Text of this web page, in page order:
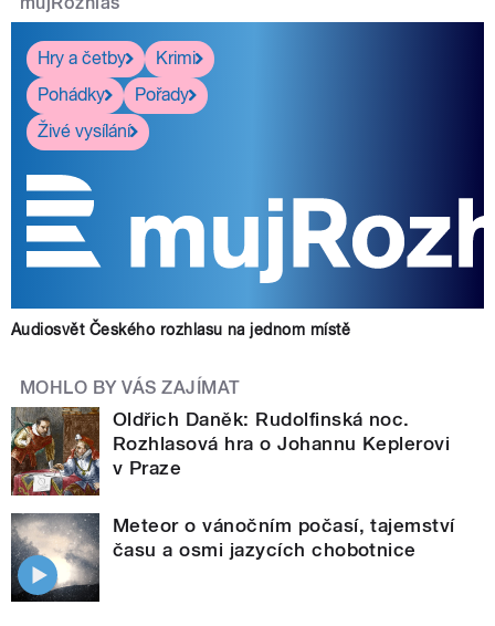
Hry a četby
Krimi
Pohádky
Pořady
Živé vysílání
Audiosvět Českého rozhlasu na jednom místě
MOHLO BY VÁS ZAJÍMAT
Oldřich Daněk: Rudolfinská noc.
Rozhlasová hra o Johannu Keplerovi
v Praze
Meteor o vánočním počasí, tajemství
času a osmi jazycích chobotnice